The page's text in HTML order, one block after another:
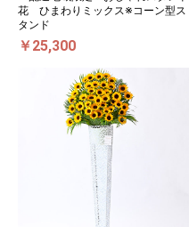
花 ひまわりミックス※コーン型ス
タンド
￥25,300